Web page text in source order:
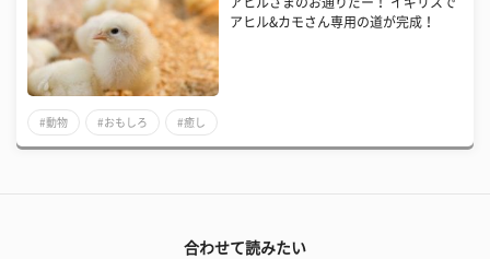
アヒル&カモさん専用の道が完成！
#動物 #おもしろ #癒し
合わせて読みたい